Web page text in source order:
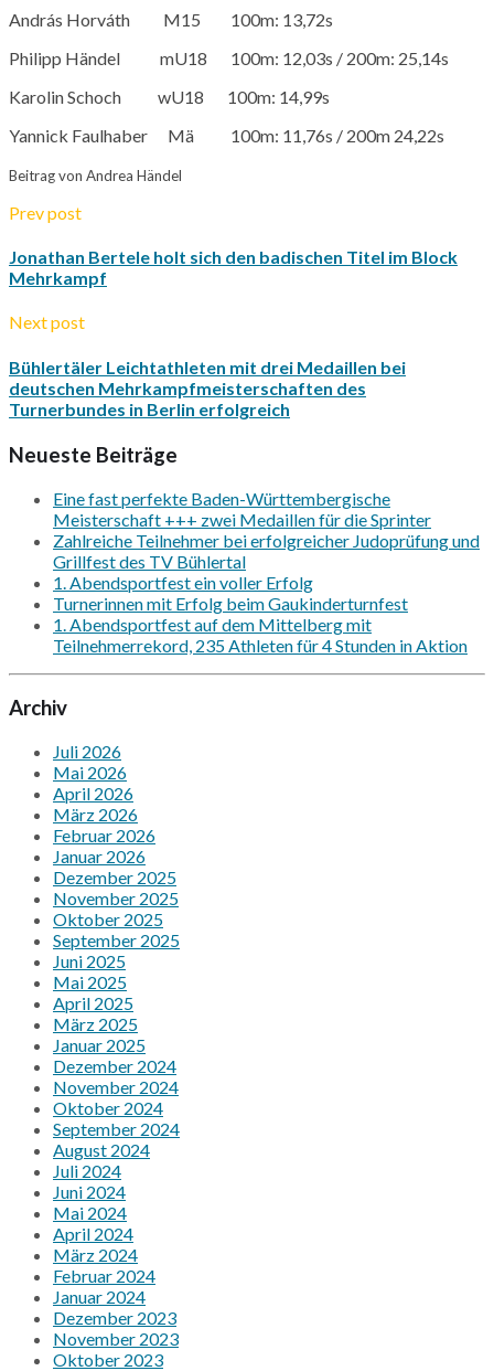
András Horváth M15 100m: 13,72s
Philipp Händel mU18 100m: 12,03s / 200m: 25,14s
Karolin Schoch wU18 100m: 14,99s
Yannick Faulhaber Mä 100m: 11,76s / 200m 24,22s
Beitrag von Andrea Händel
Prev post
Jonathan Bertele holt sich den badischen Titel im Block
Mehrkampf
Next post
Bühlertäler Leichtathleten mit drei Medaillen bei
deutschen Mehrkampfmeisterschaften des
Turnerbundes in Berlin erfolgreich
Neueste Beiträge
Eine fast perfekte Baden-Württembergische
Meisterschaft +++ zwei Medaillen für die Sprinter
Zahlreiche Teilnehmer bei erfolgreicher Judoprüfung und
Grillfest des TV Bühlertal
1. Abendsportfest ein voller Erfolg
Turnerinnen mit Erfolg beim Gaukinderturnfest
1. Abendsportfest auf dem Mittelberg mit
Teilnehmerrekord, 235 Athleten für 4 Stunden in Aktion
Archiv
Juli 2026
Mai 2026
April 2026
März 2026
Februar 2026
Januar 2026
Dezember 2025
November 2025
Oktober 2025
September 2025
Juni 2025
Mai 2025
April 2025
März 2025
Januar 2025
Dezember 2024
November 2024
Oktober 2024
September 2024
August 2024
Juli 2024
Juni 2024
Mai 2024
April 2024
März 2024
Februar 2024
Januar 2024
Dezember 2023
November 2023
Oktober 2023